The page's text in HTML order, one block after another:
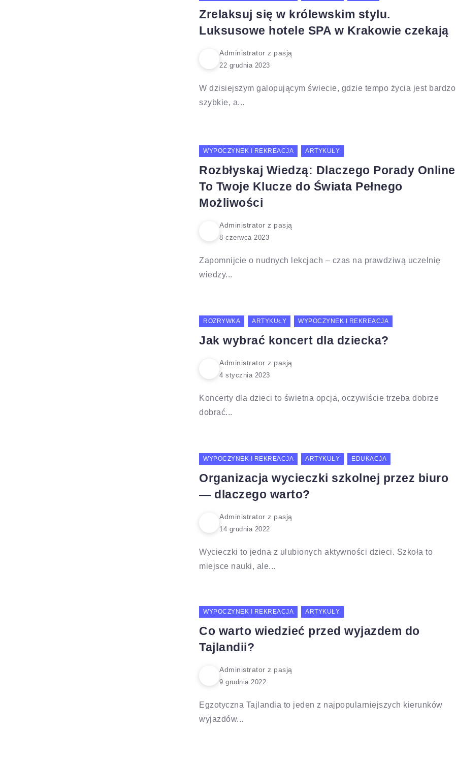
Zrelaksuj się w królewskim stylu.
Luksusowe hotele SPA w Krakowie czekają
Administrator z pasją
W dzisiejszym galopującym świecie, gdzie tempo życia jest bardzo
szybkie, a...
WYPOCZYNEK I REKREACJA ARTYKUŁY
Rozbłyskaj Wiedzą: Dlaczego Porady Online
To Twoje Klucze do Świata Pełnego
Możliwości
Administrator z pasją
Zapomnijcie o nudnych lekcjach – czas na prawdziwą uczelnię
wiedzy...
ROZRYWKA ARTYKUŁY WYPOCZYNEK I REKREACJA
Jak wybrać koncert dla dziecka?
Administrator z pasją
Koncerty dla dzieci to świetna opcja, oczywiście trzeba dobrze
dobrać...
WYPOCZYNEK I REKREACJA ARTYKUŁY EDUKACJA
Organizacja wycieczki szkolnej przez biuro
— dlaczego warto?
Administrator z pasją
Wycieczki to jedna z ulubionych aktywności dzieci. Szkoła to
miejsce nauki, ale...
WYPOCZYNEK I REKREACJA ARTYKUŁY
Co warto wiedzieć przed wyjazdem do
Tajlandii?
Administrator z pasją
Egzotyczna Tajlandia to jeden z najpopularniejszych kierunków
wyjazdów...